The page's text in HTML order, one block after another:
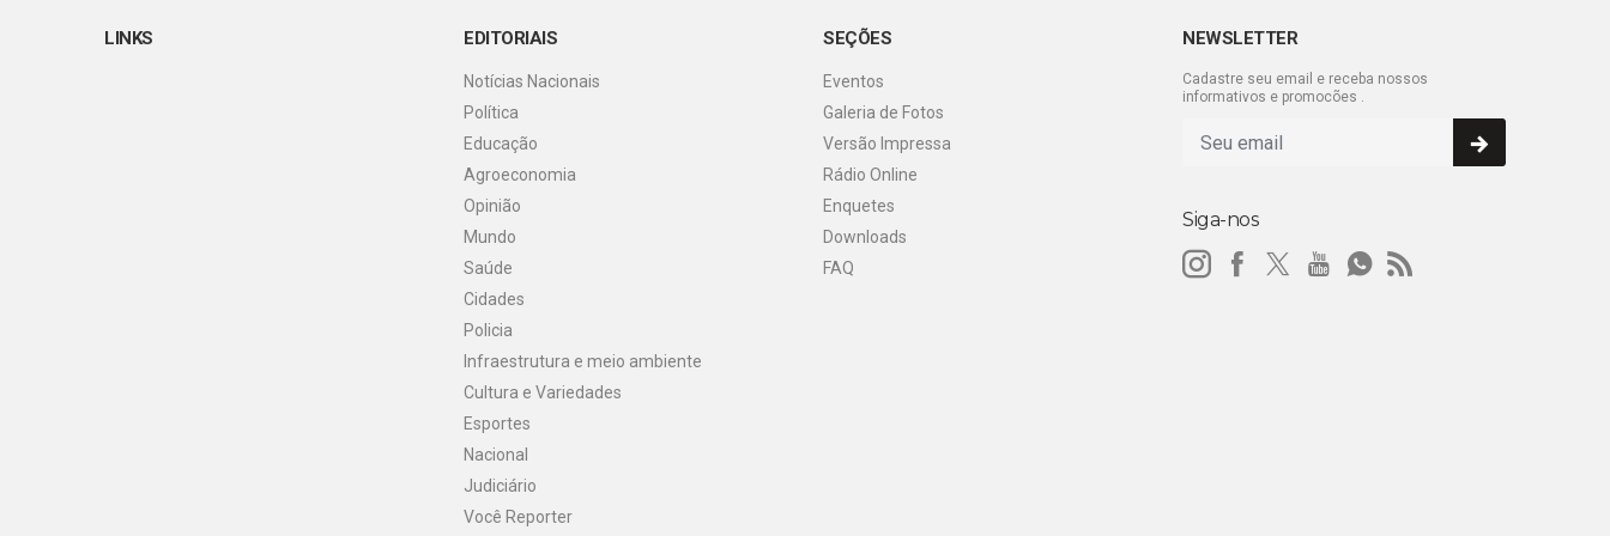
LINKS EDITORIAIS
Notícias Nacionais
Política
Educação
Agroeconomia
Opinião
Mundo
Saúde
Cidades
Policia
Infraestrutura e meio ambiente
Cultura e Variedades
Esportes
Nacional
Judiciário
Você Reporter
SEÇÕES
Eventos
Galeria de Fotos
Versão Impressa
Rádio Online
Enquetes
Downloads
FAQ
NEWSLETTER
Cadastre seu email e receba nossos
informativos e promocões .
Siga-nos